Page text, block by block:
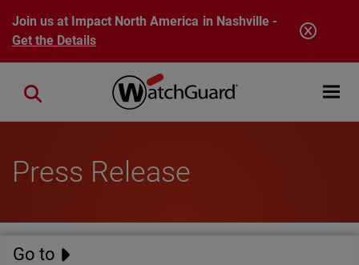
Skip to main content
Join us at Impact North America in Nashville -
Get the Details
Open
Close search
Press Release
Go to